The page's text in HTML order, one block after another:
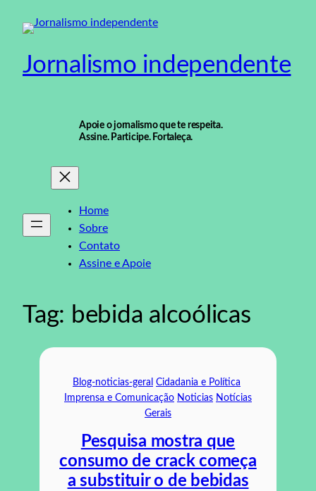
para
conteúdo
Jornalismo independente
Apoie o jornalismo que te respeita.
Assine. Participe. Fortaleça.
Home
Sobre
Contato
Assine e Apoie
Tag: bebida alcoólicas
Blog-noticias-geral Cidadania e Política
Imprensa e Comunicação Noticias Notícias
Gerais
Pesquisa mostra que
consumo de crack começa
a substituir o de bebidas